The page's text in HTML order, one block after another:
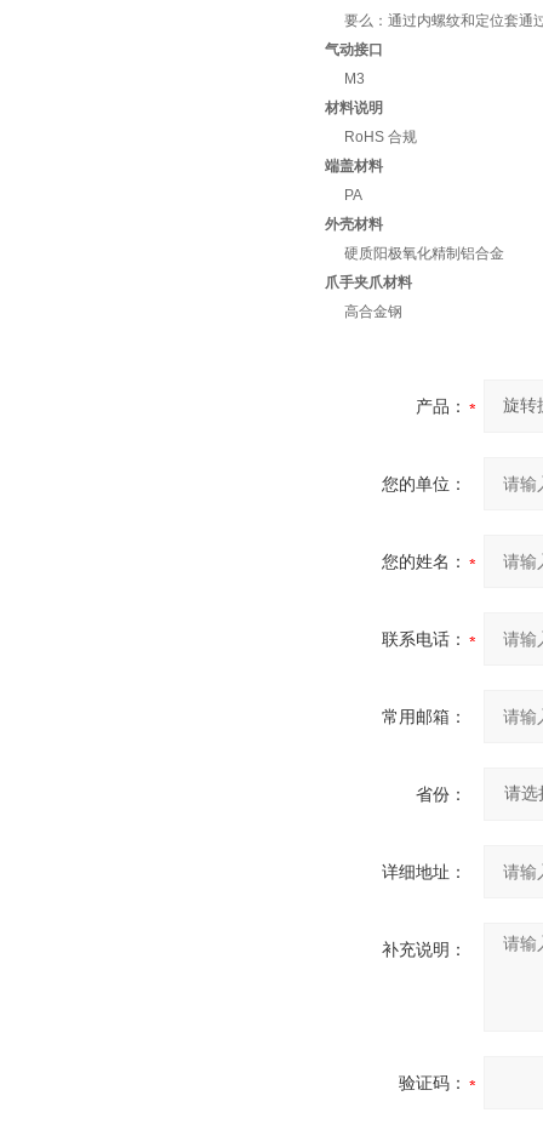
要么：通过内螺纹和定位套通
气动接口
M3
材料说明
RoHS 合规
端盖材料
PA
外壳材料
硬质阳极氧化精制铝合金
爪手夹爪材料
高合金钢
产品：
您的单位：
您的姓名：
联系电话：
常用邮箱：
省份：
详细地址：
补充说明：
验证码：